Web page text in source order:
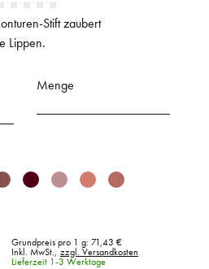
Stift zaubert
Lippen.
Menge
Grundpreis pro 1 g: 71,43 €
Inkl. MwSt., zzgl. Versandkosten
Lieferzeit 1-3 Werktage